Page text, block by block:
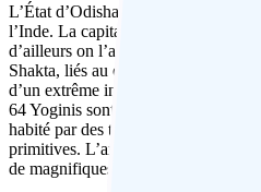
L’État d’Odisha, ou Orissa,
l’Inde. La capitale,
d’ailleurs on l’appelle aussi la «
Shakta, liés au culte de Shakti ou
d’un extrême intérêt, et parmi eux
64 Yoginis sont d’une grande
habité par des tribus dravidiennes
primitives. L’arrêt à Bhubaeswar,
de magnifiques temples jaïns.